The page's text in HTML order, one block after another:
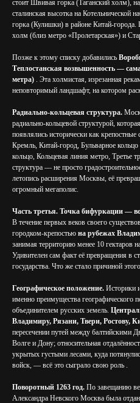
стоит Швивая горка (Таганский холм),
сталинская высотка на
горка (Кулишки) в районе Китай-
холм (близ метро «Пролетарская») и
Позже к этому списку добавились
Теплостанская возвышенность —
метра) . Эта холмистая, изрезанная
неповторимый ландшафт, на котором
Радиально-кольцевая структура.
радиально-кольцевой структурой,
появлялись исторически как крепостные
Кремль, Китай-город, Бульварное
кольцо, Кольцевая линия метро, Третье
структура — не просто
летопись расширения Москвы, её
огромный мегаполис.
Часть третья. Точка бифуркации —
В течение первых веков своего
городком-крепостью на рубежах
занимая территорию менее 10 гектаров
Удивителен сам факт её превращения в
государства. Что же стало причиной
Географическое положение. Историки
именно преимущества географического
объединителем русских земель.
Владимиру, Рязани, Твери, Ростову,
пересечении путей между
Волге и Дону; относительная
укрытых густыми лесами, куда
войск, — всё это сыграло свою роль .
Поворотный 1263 год. По завещанию
Александра Невского Москва была